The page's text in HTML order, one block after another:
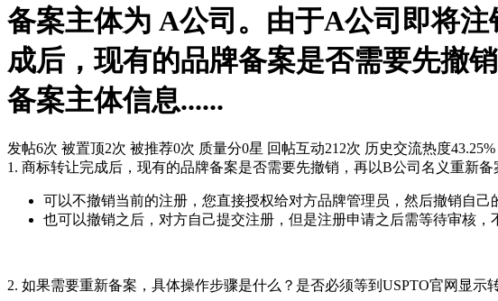
备案主体为 A公司。由于A公司即将
成后，现有的品牌备案是否需要先撤
备案主体信息......
发帖6次 被置顶2次 被推荐0次 质量分0星 回帖互动212次 历史交流热度43.25%
1. 商标转让完成后，现有的品牌备案是否需要先撤销，再以B公司名义重新
可以不撤销当前的注册，您直接授权给对方品牌管理员，然后撤销自己
也可以撤销之后，对方自己提交注册，但是注册申请之后需等待审核，
2. 如果需要重新备案，具体操作步骤是什么？是否必须等到USPTO官网显示